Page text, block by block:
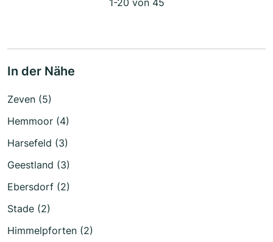
1-20 von 45
In der Nähe
Zeven (5)
Hemmoor (4)
Harsefeld (3)
Geestland (3)
Ebersdorf (2)
Stade (2)
Himmelpforten (2)